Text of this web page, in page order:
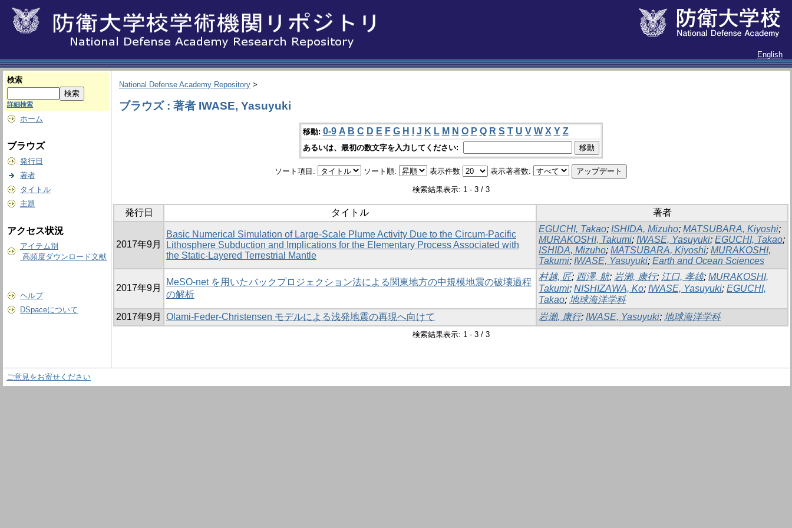
English
検索
詳細検索
ホーム
ブラウズ
発行日
著者
タイトル
主題
アクセス状況
アイテム別
高頻度ダウンロード文献
ヘルプ
DSpaceについて
National Defense Academy Repository >
ブラウズ : 著者 IWASE, Yasuyuki
移動: 0-9 A B C D E F G H J K L M N O P Q R S T U V W X Y Z
あるいは、最初の数文字を入力してください:
ソート項目: ソート順: 表示件数 表示著者数:
検索結果表示: 1 - 3 / 3
発行日 タイトル 著者
2017年9月
Basic Numerical Simulation of Large-Scale Plume Activity Due to the Circum-Pacific
Lithosphere Subduction and Implications for the Elementary Process Associated with
the Static-Layered Terrestrial Mantle
EGUCHI, Takao; ISHIDA, Mizuho; MATSUBARA, Kiyoshi;
MURAKOSHI, Takumi; IWASE, Yasuyuki; EGUCHI, Takao;
ISHIDA, Mizuho; MATSUBARA, Kiyoshi; MURAKOSHI,
Takumi; IWASE, Yasuyuki; Earth and Ocean Sciences
2017年9月
MeSO-net を用いたバックプロジェクション法による関東地方の中規模地震の破壊過程
の解析
村越, 匠; 西澤, 航; 岩瀨, 康行; 江口, 孝雄; MURAKOSHI,
Takumi; NISHIZAWA, Ko; IWASE, Yasuyuki; EGUCHI,
Takao; 地球海洋学科
2017年9月
Olami-Feder-Christensen モデルによる浅発地震の再現へ向けて 岩瀨, 康行; IWASE, Yasuyuki; 地球海洋学科
検索結果表示: 1 - 3 / 3
ご意見をお寄せください